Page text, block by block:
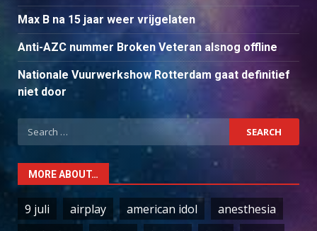
Max B na 15 jaar weer vrijgelaten
Anti-AZC nummer Broken Veteran alsnog offline
Nationale Vuurwerkshow Rotterdam gaat definitief
niet door
Search
for:
MORE ABOUT…
9 juli airplay american idol
anesthesia